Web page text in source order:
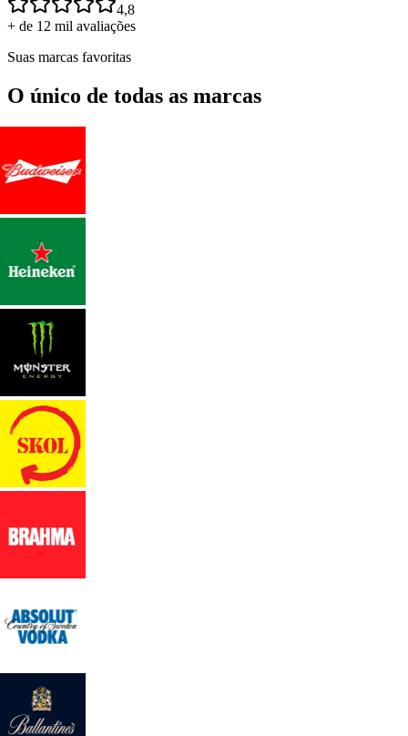
4,8
+ de 12 mil avaliações
Suas marcas favoritas
O único de todas as marcas